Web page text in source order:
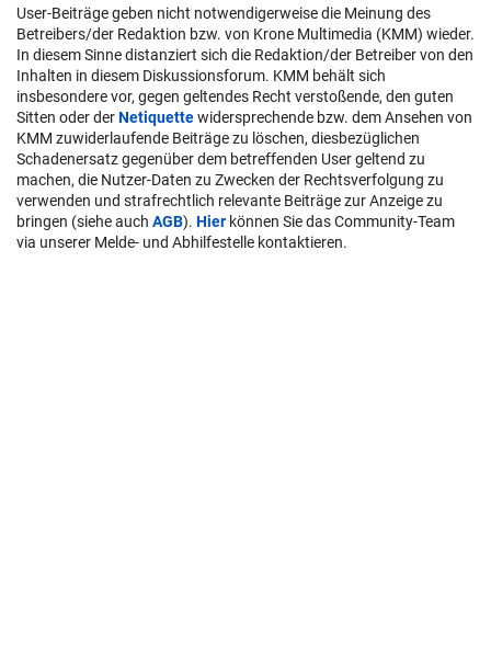
User-Beiträge geben nicht notwendigerweise die Meinung des
Betreibers/der Redaktion bzw. von Krone Multimedia (KMM) wieder.
In diesem Sinne distanziert sich die Redaktion/der Betreiber von den
Inhalten in diesem Diskussionsforum. KMM behält sich
insbesondere vor, gegen geltendes Recht verstoßende, den guten
Sitten oder derNetiquettewidersprechende bzw. dem Ansehen von
KMM zuwiderlaufende Beiträge zu löschen, diesbezüglichen
Schadenersatz gegenüber dem betreffenden User geltend zu
machen, die Nutzer-Daten zu Zwecken der Rechtsverfolgung zu
verwenden und strafrechtlich relevante Beiträge zur Anzeige zu
bringen (siehe auch AGB). Hier können Sie das Community-Team
via unserer Melde- und Abhilfestelle kontaktieren.